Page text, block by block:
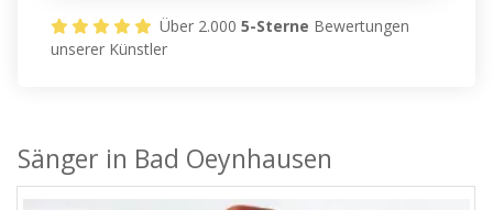
Über 2.0005-Sterne Bewertungen
unserer Künstler
Sänger in Bad Oeynhausen